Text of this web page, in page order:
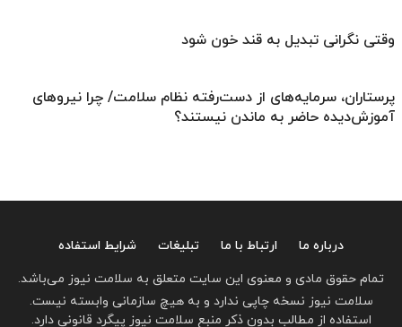
وقتی نگرانی تبدیل به قند خون شود
پرستاران، سرمایه‌های از دست‌رفته نظام سلامت/ چرا نیروهای
آموزش‌دیده حاضر به ماندن نیستند؟
درباره ما ارتباط با ما تبلیغات
شرایط استفاده
تمام حقوق مادی و معنوی این سایت متعلق به سلامت نیوز می‌باشد.
سلامت نیوز نسخه چاپی ندارد و به هیچ سازمانی وابسته نیست.
استفاده از مطالب بدون ذکر منبع سلامت نیوز پیگرد قانونی دارد.